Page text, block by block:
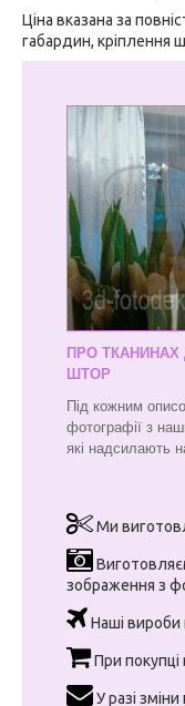
Ціна вказана за
габардин, кріплення
ПРО
ШТОР
Під кожним
фотографії з
які надсилають
Ми
зображення з
Наші вироби
При покупці
У разі